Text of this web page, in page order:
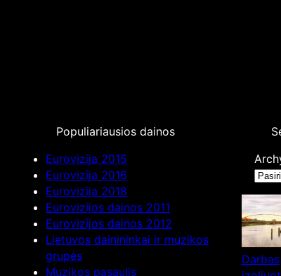
Populiariausios dainos
Eurovizija 2015
Eurovizija 2016
Eurovizija 2018
Eurovizijos dainos 2011
Eurovizijos dainos 2012
Lietuvos dainininkai ir muzikos
grupės
Muzikos pasaulis
Darbas